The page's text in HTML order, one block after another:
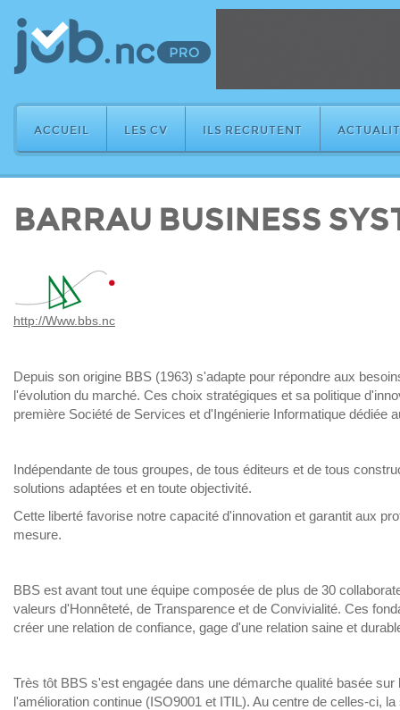
ACCUEIL LES CV ILS RECRUTENT
BARRAU BUSINESS
http://Www.bbs.nc
Depuis son origine BBS (1963) s'adapte pour répondre aux
l'évolution du marché. Ces choix stratégiques et sa politique
première Société de Services et d'Ingénierie Informatique dédiée
Indépendante de tous groupes, de tous éditeurs et de tous
solutions adaptées et en toute objectivité.
Cette liberté favorise notre capacité d'innovation et garantit aux
mesure.
BBS est avant tout une équipe composée de plus de 30
valeurs d'Honnêteté, de Transparence et de Convivialité. Ces
créer une relation de confiance, gage d'une relation saine et
Très tôt BBS s'est engagée dans une démarche qualité basée
l'amélioration continue (ISO9001 et ITIL). Au centre de celles-ci,